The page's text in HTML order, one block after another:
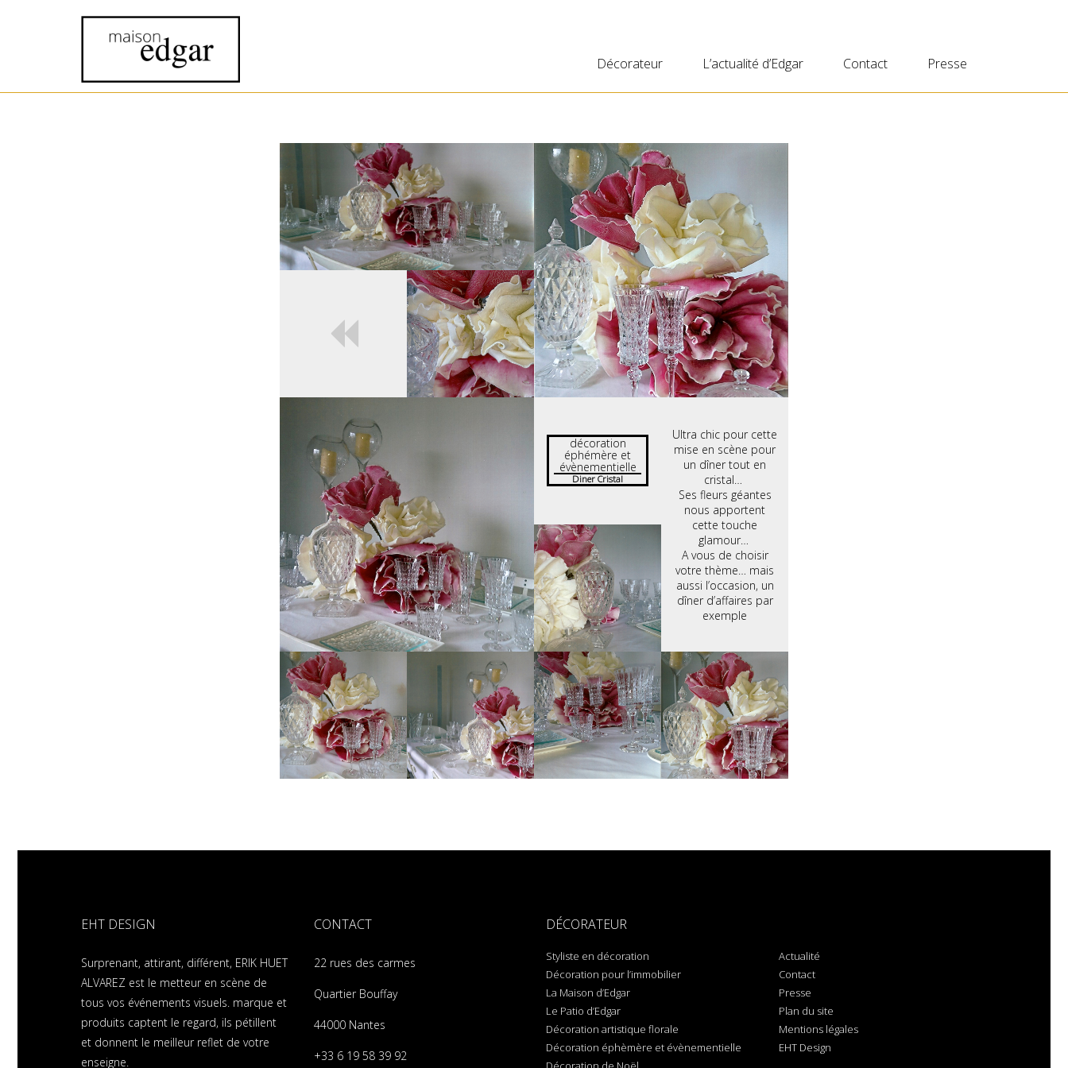
Décorateur L’actualité d’Edgar Contact Presse
décoration
éphémère et
évènementielle
Diner Cristal
Ultra chic pour cette
mise en scène pour
un dîner tout en
cristal…
Ses fleurs géantes
nous apportent
cette touche
glamour…
A vous de choisir
votre thème… mais
aussi l’occasion, un
dîner d’affaires par
exemple
EHT DESIGN
Surprenant, attirant, différent, ERIK HUET
ALVAREZ est le metteur en scène de
tous vos événements visuels. marque et
produits captent le regard, ils pétillent
et donnent le meilleur reflet de votre
enseigne.
CONTACT
22 rues des carmes
Quartier Bouffay
44000 Nantes
+33 6 19 58 39 92
DÉCORATEUR
Styliste en décoration
Décoration pour l’immobilier
La Maison d’Edgar
Le Patio d’Edgar
Décoration artistique florale
Décoration éphèmère et évènementielle
Actualité
Contact
Presse
Plan du site
Mentions légales
EHT Design